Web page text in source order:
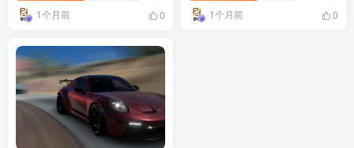
1个月前 0 1个月前 0